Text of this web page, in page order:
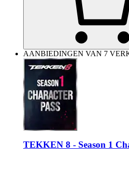
AANBIEDINGEN VAN 7
TEKKEN 8 - Season 1